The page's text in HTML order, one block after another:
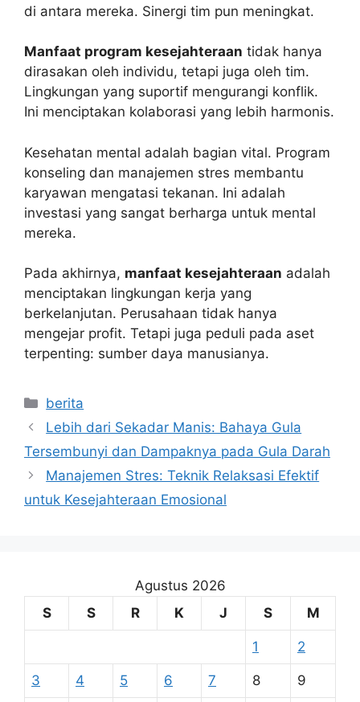
di antara mereka. Sinergi tim pun meningkat.
Manfaat program kesejahteraan tidak hanya
dirasakan oleh individu, tetapi juga oleh tim.
Lingkungan yang suportif mengurangi konflik.
Ini menciptakan kolaborasi yang lebih harmonis.
Kesehatan mental adalah bagian vital. Program
konseling dan manajemen stres membantu
karyawan mengatasi tekanan. Ini adalah
investasi yang sangat berharga untuk mental
mereka.
Pada akhirnya, manfaat kesejahteraan adalah
menciptakan lingkungan kerja yang
berkelanjutan. Perusahaan tidak hanya
mengejar profit. Tetapi juga peduli pada aset
terpenting: sumber daya manusianya.
Kategori
berita
Lebih dari Sekadar Manis: Bahaya Gula
Tersembunyi dan Dampaknya pada Gula Darah
Manajemen Stres: Teknik Relaksasi Efektif
untuk Kesejahteraan Emosional
Agustus 2026
S
S R K J S M
1 2
3 4 5 6 7 8 9